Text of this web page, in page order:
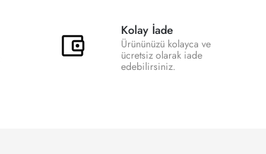
Kolay İade
Ürününüzü kolayca ve
ücretsiz olarak iade
edebilirsiniz.